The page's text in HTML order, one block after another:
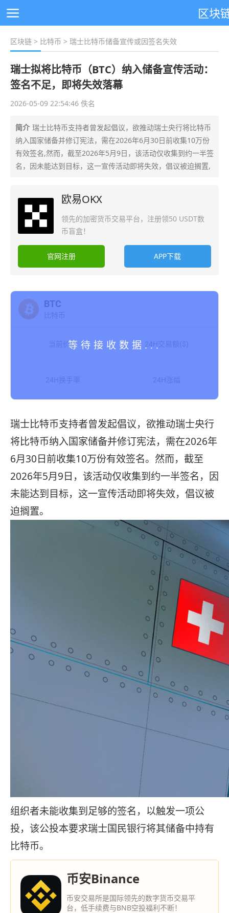
区块
区块链 > 比特币 > 瑞士比特币储备宣传或因签名失效
瑞士拟将比特币（BTC）纳入储备宣传活动：
签名不足，即将失效落幕
2026-05-09 22:54:46 佚名
简介 瑞士比特币支持者曾发起倡议，欲推动瑞士央行将比特币
纳入国家储备并修订宪法，需在2026年6月30日前收集10万份
有效签名,然而，截至2026年5月9日，该活动仅收集到约一半签
名，因未能达到目标，这一宣传活动即将失效，倡议被迫搁置,
欧易OKX
领先的加密货币交易平台，注册领50 USDT数
币盲盒！
官网注册 APP下载
BTC
比特币
当前价格 24H交易额($)
24H换手率 24H涨幅
瑞士比特币支持者曾发起倡议，欲推动瑞士央行
将比特币纳入国家储备并修订宪法，需在2026年
6月30日前收集10万份有效签名。然而，截至
2026年5月9日，该活动仅收集到约一半签名，因
未能达到目标，这一宣传活动即将失效，倡议被
迫搁置。
组织者未能收集到足够的签名，以触发一项公
投，该公投本要求瑞士国民银行将其储备中持有
比特币。
币安Binance
币安交易所是国际领先的数字货币交易平
台，低手续费与BNB空投福利不断！